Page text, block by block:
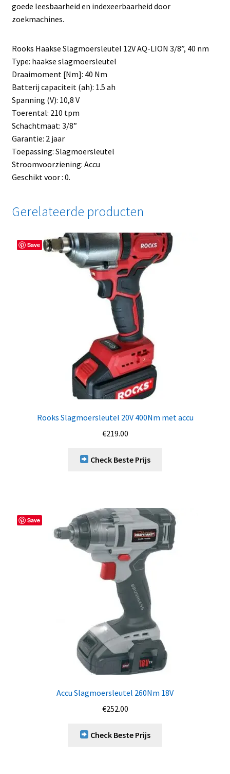
goede leesbaarheid en indexeerbaarheid door
zoekmachines.
Rooks Haakse Slagmoersleutel 12V AQ-LION 3/8”, 40 nm
Type: haakse slagmoersleutel
Draaimoment [Nm]: 40 Nm
Batterij capaciteit (ah): 1.5 ah
Spanning (V): 10,8 V
Toerental: 210 tpm
Schachtmaat: 3/8”
Garantie: 2 jaar
Toepassing: Slagmoersleutel
Stroomvoorziening: Accu
Geschikt voor : 0.
Gerelateerde producten
Save
Rooks Slagmoersleutel 20V 400Nm met accu
€219.00
Check Beste Prijs
Save
Accu Slagmoersleutel 260Nm 18V
€252.00
Check Beste Prijs